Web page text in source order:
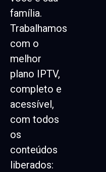
família.
Trabalhamos
com o
melhor
plano IPTV,
completo e
acessível,
com todos
os
conteúdos
liberados: